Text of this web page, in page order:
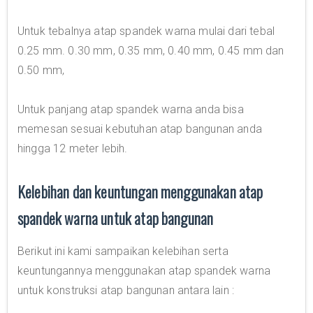
Untuk tebalnya atap spandek warna mulai dari tebal
0.25 mm. 0.30 mm, 0.35 mm, 0.40 mm, 0.45 mm dan
0.50 mm,
Untuk panjang atap spandek warna anda bisa
memesan sesuai kebutuhan atap bangunan anda
hingga 12 meter lebih.
Kelebihan dan keuntungan menggunakan atap
spandek warna untuk atap bangunan
Berikut ini kami sampaikan kelebihan serta
keuntungannya menggunakan atap spandek warna
untuk konstruksi atap bangunan antara lain :